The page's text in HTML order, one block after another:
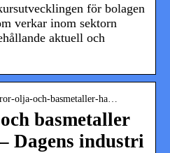
för bolagen
verkar inom sektorn
aktuell och
olja-och-basmetaller-ha…
basmetaller
Dagens industri